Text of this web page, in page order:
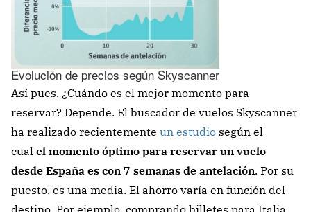
Evolución de precios según Skyscanner
Así pues, ¿Cuándo es el mejor momento para
reservar? Depende. El buscador de vuelos Skyscanner
ha realizado recientemente un estudio según el
cual el momento óptimo para reservar un vuelo
desde España es con 7 semanas de antelación. Por su
puesto, es una media. El ahorro varía en función del
destino. Por ejemplo, comprando billetes para Italia